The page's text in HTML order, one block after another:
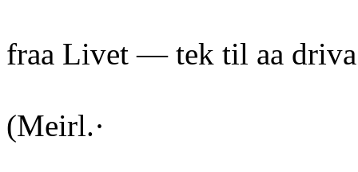
fraa Livet — tek til aa
(Meirl.·